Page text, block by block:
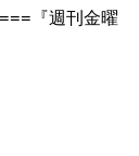
『週刊金曜